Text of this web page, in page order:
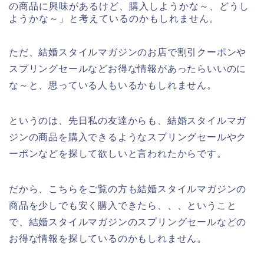
の商品に興味があるけど、購入しようかな～、どうし
ようかな～」と考えているのかもしれません。
ただ、結婚スタイルマガジンのお店で割引クーポンや
スプリングセールなどお得な情報があったらいいのに
な～と、思っている人もいるかもしれません。
というのは、先日私の友達からも、結婚スタイルマガ
ジンの商品を購入できるようなスプリングセールやク
ーポンなどを探して欲しいと言われたからです。
だから、こちらをご覧の方も結婚スタイルマガジンの
商品を少しでも安く購入できたら、、、ということ
で、結婚スタイルマガジンのスプリングセールなどの
お得な情報を探しているのかもしれません。